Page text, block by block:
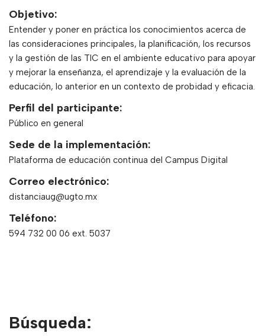
Objetivo:
Entender y poner en práctica los conocimientos acerca de
las consideraciones principales, la planificación, los recursos
y la gestión de las TIC en el ambiente educativo para apoyar
y mejorar la enseñanza, el aprendizaje y la evaluación de la
educación, lo anterior en un contexto de probidad y eficacia.
Perfil del participante:
Público en general
Sede de la implementación:
Plataforma de educación continua del Campus Digital
Correo electrónico:
distanciaug@ugto.mx
Teléfono:
594 732 00 06 ext. 5037
Búsqueda: